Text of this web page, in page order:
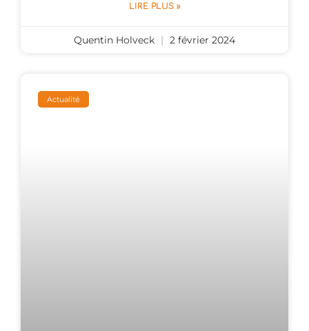
LIRE PLUS »
Quentin Holveck 2 février 2024
Actualité